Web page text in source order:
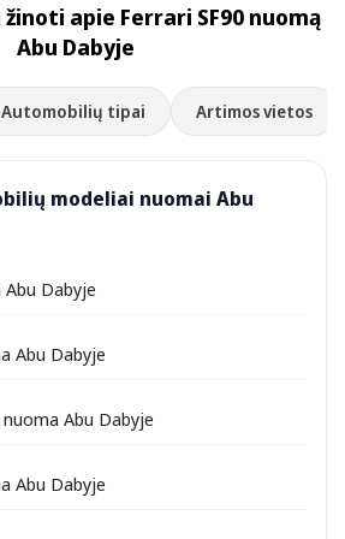
gali būti taikomas nedidelis
visada nurodomas iš anksto.
apie Ferrari SF90 nuomą
Abu Dabyje
Automobilių tipai Artimos vietos
modeliai nuomai Abu
Dabyje
Abu Dabyje
Abu Dabyje
Abu Dabyje